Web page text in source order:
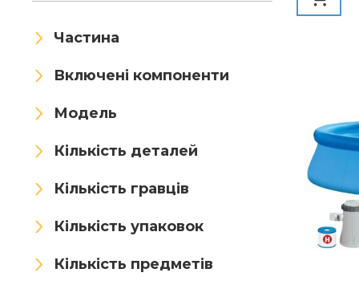
HYPIQQ Idena
Jaavkkma KAHCOP
Kampa kangten
KESSER Khroom
Частина
Включені компоненти
Модель
Кількість деталей
Кількість гравців
Кількість упаковок
Кількість предметів
вечірок